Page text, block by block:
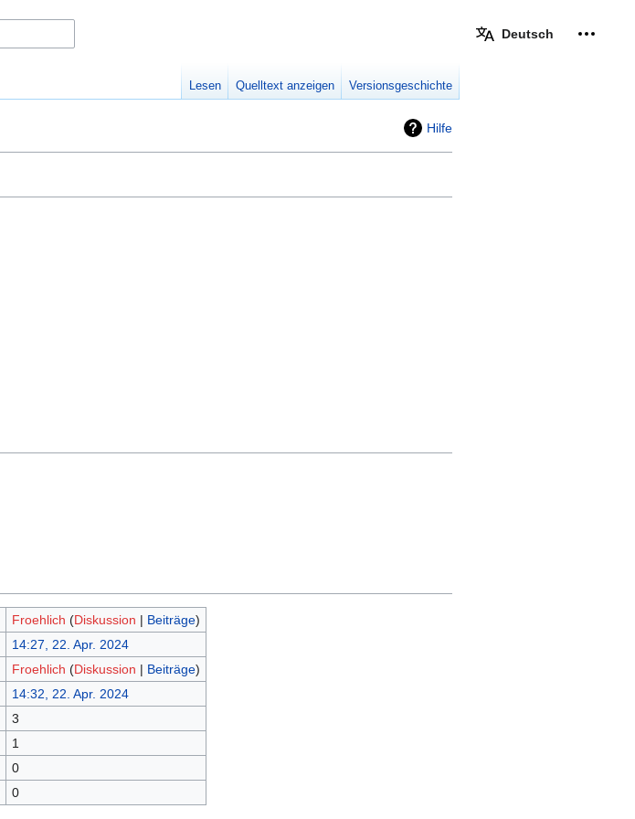
Deutsch
Lesen Quelltext anzeigen Versionsgeschichte
Hilfe
Froehlich (Diskussion | Beiträge)
14:27, 22. Apr. 2024
Froehlich (Diskussion | Beiträge)
14:32, 22. Apr. 2024
3
1
0
0